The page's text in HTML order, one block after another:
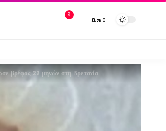
9
Aa
βρέφος 22 μηνών στη Βρετανία